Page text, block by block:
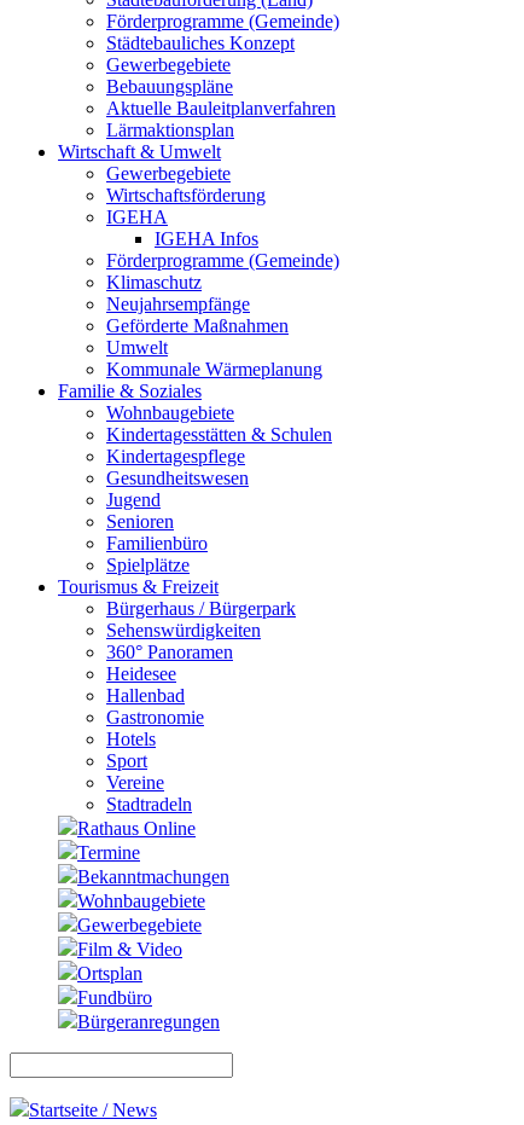
Förderprogramme (Gemeinde)
Städtebauliches Konzept
Gewerbegebiete
Bebauungspläne
Aktuelle Bauleitplanverfahren
Lärmaktionsplan
Wirtschaft & Umwelt
Gewerbegebiete
Wirtschaftsförderung
IGEHA
IGEHA Infos
Förderprogramme (Gemeinde)
Klimaschutz
Neujahrsempfänge
Geförderte Maßnahmen
Umwelt
Kommunale Wärmeplanung
Familie & Soziales
Wohnbaugebiete
Kindertagesstätten & Schulen
Kindertagespflege
Gesundheitswesen
Jugend
Senioren
Familienbüro
Spielplätze
Tourismus & Freizeit
Bürgerhaus / Bürgerpark
Sehenswürdigkeiten
360° Panoramen
Heidesee
Hallenbad
Gastronomie
Hotels
Sport
Vereine
Stadtradeln
Rathaus Online
Termine
Bekanntmachungen
Wohnbaugebiete
Gewerbegebiete
Film & Video
Ortsplan
Fundbüro
Bürgeranregungen
Startseite / News